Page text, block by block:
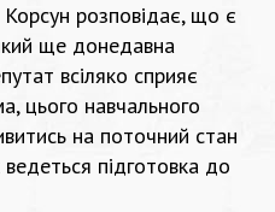
Корсун розповідає, що є
ще донедавна
всіляко сприяє
цього навчального
на поточний стан
підготовка до